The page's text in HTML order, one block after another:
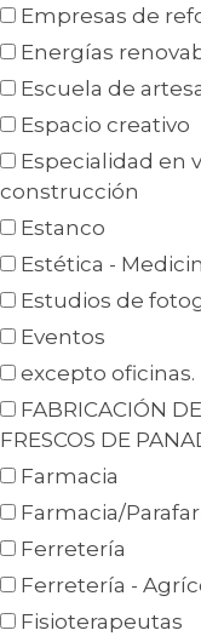
Empresas de
Energías
Escuela de
Espacio creativo
Especialidad en
construcción
Estanco
Estética -
Estudios de
Eventos
excepto oficinas.
FABRICACIÓN
FRESCOS DE
Farmacia
Farmacia/
Ferretería
Ferretería -
Fisioterapeutas